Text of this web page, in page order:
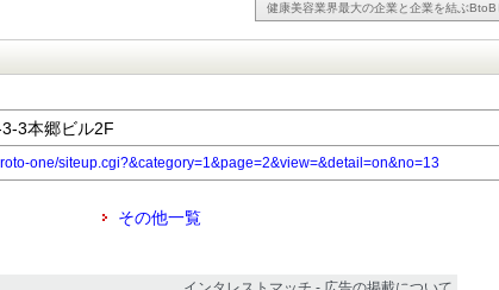
健康美容業界最大の企業と企業を結ぶ
3本郷ビル2F
one/siteup.cgi?&category=1&page=2&view=&detail=on&no=13
その他一覧